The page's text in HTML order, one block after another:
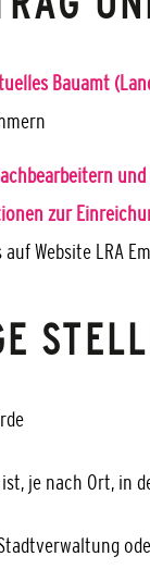
Bauamt
zur
auf Website LRA
je nach Ort, in